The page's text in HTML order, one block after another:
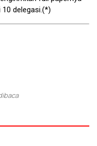
delegasi.(*)